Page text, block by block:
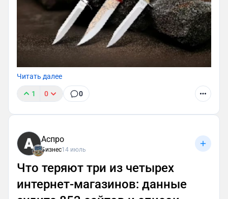
Читать далее
1 0 0
Аспро
Бизнес14 июль
Что теряют три из четырех
интернет-магазинов: данные